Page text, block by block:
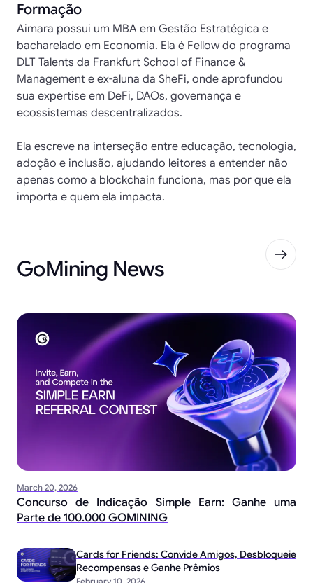
Formação
Aimara possui um MBA em Gestão Estratégica e
bacharelado em Economia. Ela é Fellow do programa
DLT Talents da Frankfurt School of Finance &
Management e ex-aluna da SheFi, onde aprofundou
sua expertise em DeFi, DAOs, governança e
ecossistemas descentralizados.
Ela escreve na interseção entre educação, tecnologia,
adoção e inclusão, ajudando leitores a entender não
apenas como a blockchain funciona, mas por que ela
importa e quem ela impacta.
GoMining News
March 20, 2026
Concurso de Indicação Simple Earn: Ganhe uma
Parte de 100.000 GOMINING
Cards for Friends: Convide Amigos, Desbloqueie
Recompensas e Ganhe Prêmios